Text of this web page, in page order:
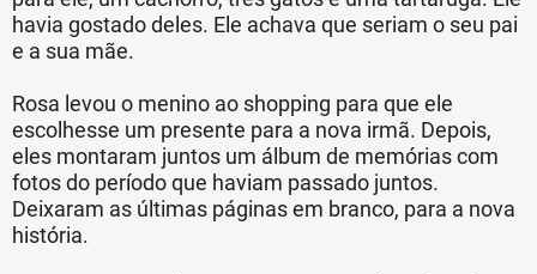
havia gostado deles. Ele achava que seriam o seu pai
e a sua mãe.
Rosa levou o menino ao shopping para que ele
escolhesse um presente para a nova irmã. Depois,
eles montaram juntos um álbum de memórias com
fotos do período que haviam passado juntos.
Deixaram as últimas páginas em branco, para a nova
história.